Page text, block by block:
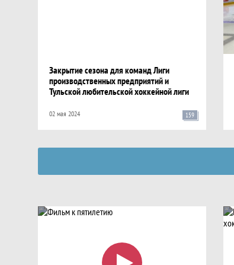
Закрытие сезона для команд Лиги
производственных предприятий и
Тульской любительской хоккейной лиги
02 мая 2024 159
Видео